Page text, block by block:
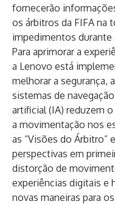
fornecerão
os árbitros da FIFA na
impedimentos durante
Para aprimorar a
a Lenovo está
melhorar a segurança,
sistemas de
artificial (IA) reduzem
a movimentação nos
as “Visões do Árbitro”
perspectivas em
distorção de
experiências digitais e
novas maneiras para